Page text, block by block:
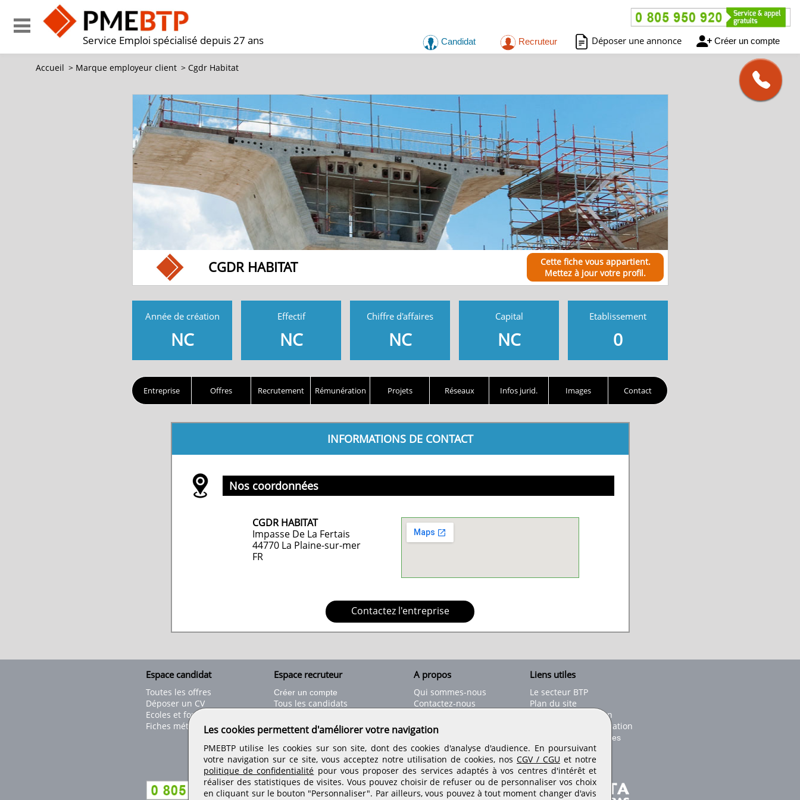
Service Emploi spécialisé depuis 27 ans Candidat Recruteur Déposer une annonce Créer un compte
Accueil > Marque employeur client > Cgdr Habitat
CGDR HABITAT
Cette fiche vous appartient.
Mettez à jour votre profil.
Année de création
NC
Effectif
NC
Chiffre d'affaires
NC
Capital
NC
Etablissement
0
Entreprise Offres Recrutement Rémunération Projets Réseaux Infos jurid. Images Contact
INFORMATIONS DE CONTACT
Nos coordonnées
CGDR HABITAT
Impasse De La Fertais
44770 La Plaine-sur-mer
FR
Contactez l'entreprise
Espace candidat
Toutes les offres
Déposer un CV
Ecoles et formations
Fiches métiers
Espace recruteur
Créer un compte
Tous les candidats
Déposer une offre de stage
Nos tarifs
A propos
Qui sommes-nous
Contactez-nous
Informations légales
Conditions générales
Rejoignez nos équipes
Liens utiles
Le secteur BTP
Plan du site
Conseils d'utilisation
Conditions de publication
Paramètres des cookies
Retrouvez-nous sur les réseaux sociaux
Les cookies permettent d'améliorer votre navigation
PMEBTP utilise les cookies sur son site, dont des cookies d'analyse d'audience. En poursuivant
votre navigation sur ce site, vous acceptez notre utilisation de cookies, nos CGV / CGU et notre
politique de confidentialité pour vous proposer des services adaptés à vos centres d'intérêt et
réaliser des statistiques de visites. Vous pouvez choisir de refuser ou de personnaliser vos choix
en cliquant sur le bouton "Personnaliser". Par ailleurs, vous pouvez à tout moment changer d'avis